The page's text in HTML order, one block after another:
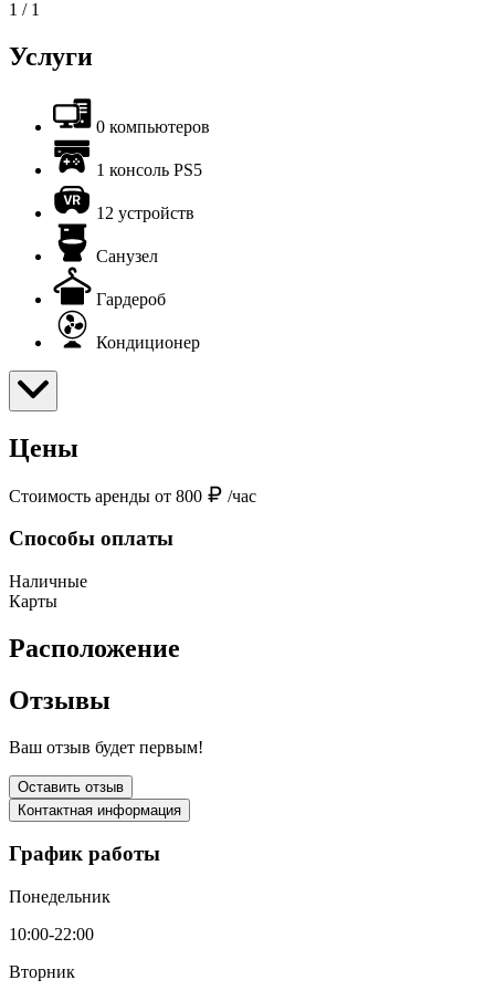
1 / 1
Услуги
0 компьютеров
1 консоль PS5
12 устройств
Санузел
Гардероб
Кондиционер
Цены
Стоимость аренды от 800 /час
Способы оплаты
Наличные
Карты
Расположение
Отзывы
Ваш отзыв будет первым!
Оставить отзыв
Контактная информация
График работы
Понедельник
10:00-22:00
Вторник